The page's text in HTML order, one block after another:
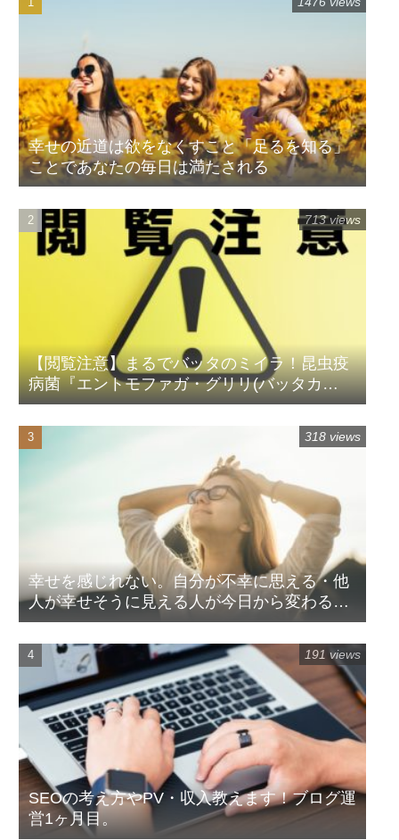
幸せの近道は欲をなくすこと「足るを知る」
ことであなたの毎日は満たされる
【閲覧注意】まるでバッタのミイラ！昆虫疫
病菌『エントモファガ・グリリ(バッタカ
ビ)』
713 views
幸せを感じれない。自分が不幸に思える・他
人が幸せそうに見える人が今日から変わる方
法
318 views
SEOの考え方やPV・収入教えます！ブログ運
営1ヶ月目。
191 views